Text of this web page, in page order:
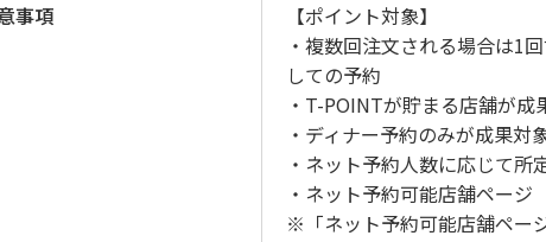
事項
【ポイント対象】
・複数回注文される場合は1
しての予約
・T-POINTが貯まる店舗が成
・ディナー予約のみが成果対
・ネット予約人数に応じて所
・ネット予約可能店舗ページ
※「ネット予約可能店舗ペー